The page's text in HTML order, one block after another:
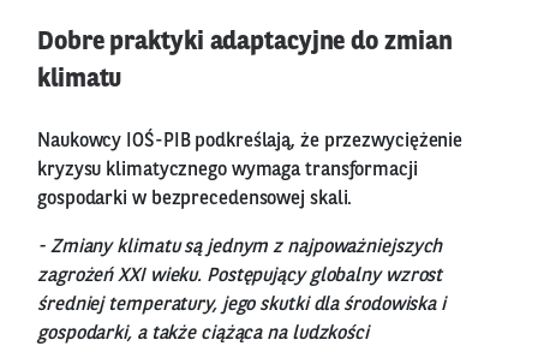
Dobre praktyki adaptacyjne do zmian
klimatu
Naukowcy IOŚ-PIB podkreślają, że przezwyciężenie
kryzysu klimatycznego wymaga transformacji
gospodarki w bezprecedensowej skali.
- Zmiany klimatu są jednym z najpoważniejszych
zagrożeń XXI wieku. Postępujący globalny wzrost
średniej temperatury, jego skutki dla środowiska i
gospodarki, a także ciążąca na ludzkości